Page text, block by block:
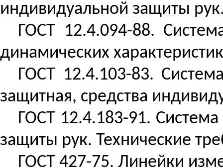
индивидуальной защиты
ГОСТ 12.4.094-88.
динамических
ГОСТ 12.4.103-83.
защитная, средства
ГОСТ 12.4.183-91.
защиты рук. Технические
ГОСТ 427-75. Линейки